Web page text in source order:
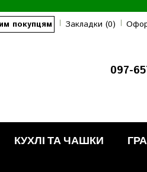
покупцям Закладки (0)
097-
КУХЛІ ТА ЧАШКИ